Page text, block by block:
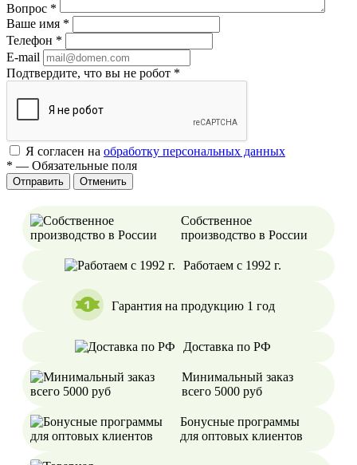
Вопрос *
Ваше имя *
Телефон *
E-mail
Подтвердите, что вы не робот *
Я согласен на обработку персональных данных
* — Обязательные поля
Отменить
Собственное
производство в России
Работаем с 1992 г.
Гарантия на продукцию 1 год
Доставка по РФ
Минимальный заказ
всего 5000 руб
Бонусные программы
для оптовых клиентов